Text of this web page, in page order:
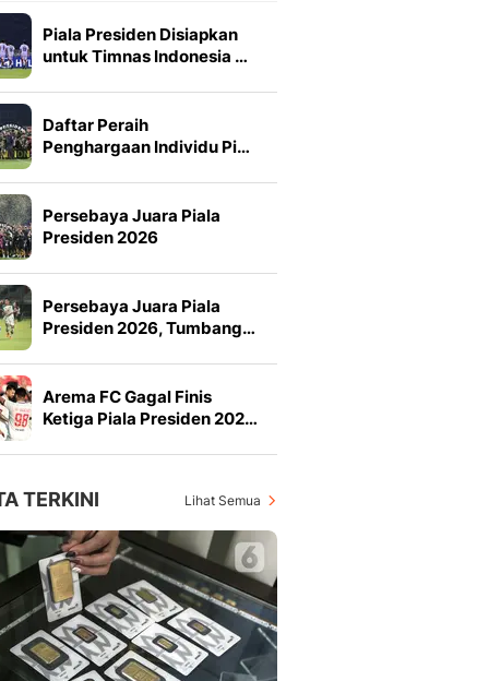
Piala Presiden Disiapkan
untuk Timnas Indonesia …
Daftar Peraih
Penghargaan Individu Pi…
Persebaya Juara Piala
Presiden 2026
Persebaya Juara Piala
Presiden 2026, Tumbang…
Arema FC Gagal Finis
Ketiga Piala Presiden 202…
TERKINI Lihat Semua